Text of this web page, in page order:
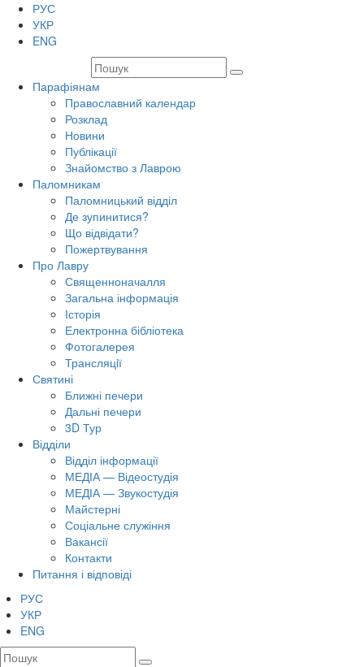
РУС
УКР
ENG
Парафіянам
Православний календар
Розклад
Новини
Публікації
Знайомство з Лаврою
Паломникам
Паломницький відділ
Де зупинитися?
Що відвідати?
Пожертвування
Про Лавру
Священноначалля
Загальна інформація
Історія
Електронна бібліотека
Фотогалерея
Трансляцiї
Святині
Ближні печери
Дальні печери
3D Тур
Відділи
Відділ інформації
МЕДІА — Відеостудія
МЕДІА — Звукостудія
Майстерні
Соціальне служіння
Вакансії
Контакти
Питання і відповіді
РУС
УКР
ENG